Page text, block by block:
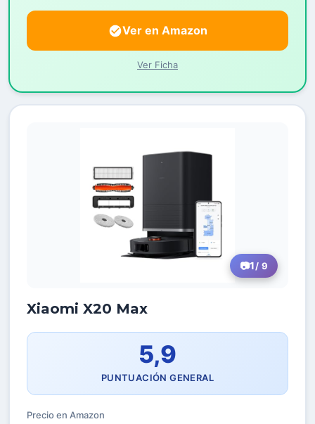
Ver en Amazon
Ver Ficha
1/ 9
Xiaomi X20 Max
5,9
PUNTUACIÓN GENERAL
Precio en Amazon